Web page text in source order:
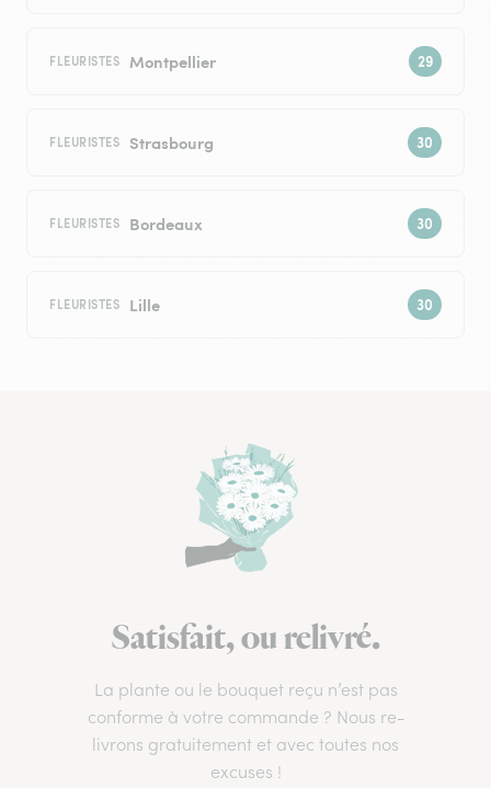
FLEURISTES Montpellier
FLEURISTES Strasbourg
FLEURISTES Bordeaux
FLEURISTES Lille
Satisfait, ou relivré.
La plante ou le bouquet reçu n’est pas
conforme à votre commande ? Nous re-
livrons gratuitement et avec toutes nos
excuses !